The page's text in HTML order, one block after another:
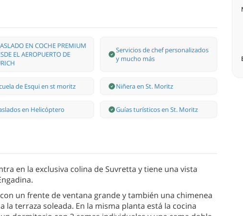
EN COCHE PREMIUM
EL AEROPUERTO DE
Servicios de chef personalizados
y mucho más
de Esqui en st moritz Niñera en St. Moritz
en Helicóptero Guías turísticos en St. Moritz
en la exclusiva colina de Suvretta y tiene una vista
un frente de ventana grande y también una chimenea
la terraza soleada. En la misma planta está la cocina